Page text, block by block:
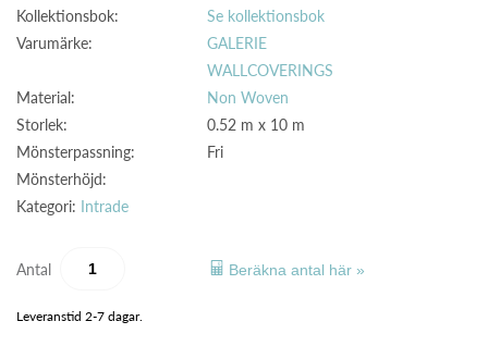
Kollektionsbok:
Se kollektionsbok
Varumärke:
GALERIE
WALLCOVERINGS
Material:
Non Woven
Storlek:
0.52 m x 10 m
Mönsterpassning:
Fri
Mönsterhöjd:
Kategori: Intrade
Antal Beräkna antal här »
Leveranstid 2-7 dagar.